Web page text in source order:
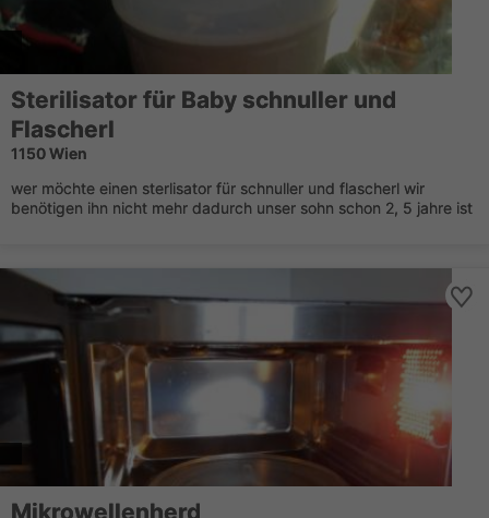
Sterilisator für Baby schnuller und
Flascherl
1150 Wien
wer möchte einen sterlisator für schnuller und flascherl wir
benötigen ihn nicht mehr dadurch unser sohn schon 2, 5 jahre ist
Mikrowellenherd